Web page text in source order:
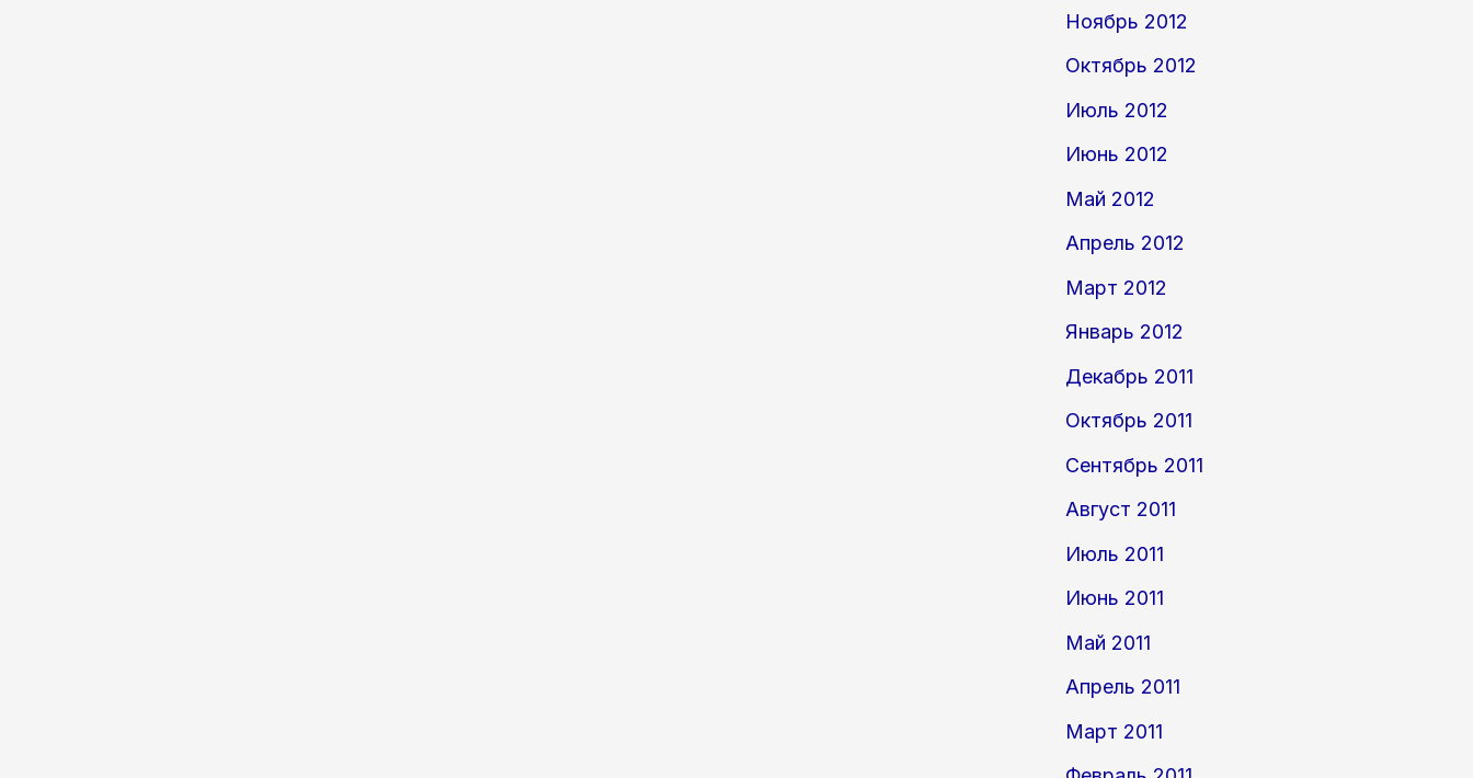
Ноябрь 2012
Октябрь 2012
Июль 2012
Июнь 2012
Май 2012
Апрель 2012
Март 2012
Январь 2012
Декабрь 2011
Октябрь 2011
Сентябрь 2011
Август 2011
Июль 2011
Июнь 2011
Май 2011
Апрель 2011
Март 2011